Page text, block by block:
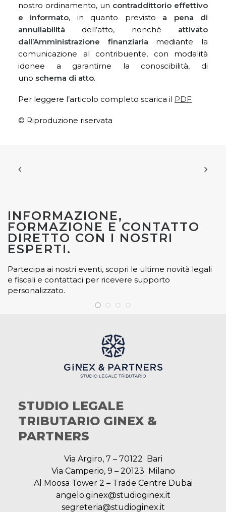
nostro ordinamento, un contraddittorio effettivo
e informato, in quanto previsto a pena di
annullabilità dell’atto, nonché attivato
dall’Amministrazione finanziaria mediante la
comunicazione al contribuente, con modalità
idonee a garantirne la conoscibilità, di
uno schema di atto.
Per leggere l’articolo completo scarica il PDF
© Riproduzione riservata
INFORMAZIONE,
FORMAZIONE E CONTATTO
DIRETTO CON I NOSTRI
ESPERTI.
Partecipa ai nostri eventi, scopri le ultime novità legali
e fiscali e contattaci per ricevere supporto
personalizzato.
STUDIO LEGALE
TRIBUTARIO GINEX &
PARTNERS
Via Argiro, 7 – 70122 Bari
Via Camperio, 9 – 20123 Milano
Al Moosa Tower 2 – Trade Centre Dubai
angelo.ginex@studioginex.it
segreteria@studioginex.it